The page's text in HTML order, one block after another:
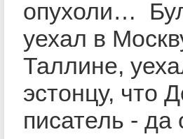
опухоли…
уехал в
Таллине,
эстонцу, что
писатель -